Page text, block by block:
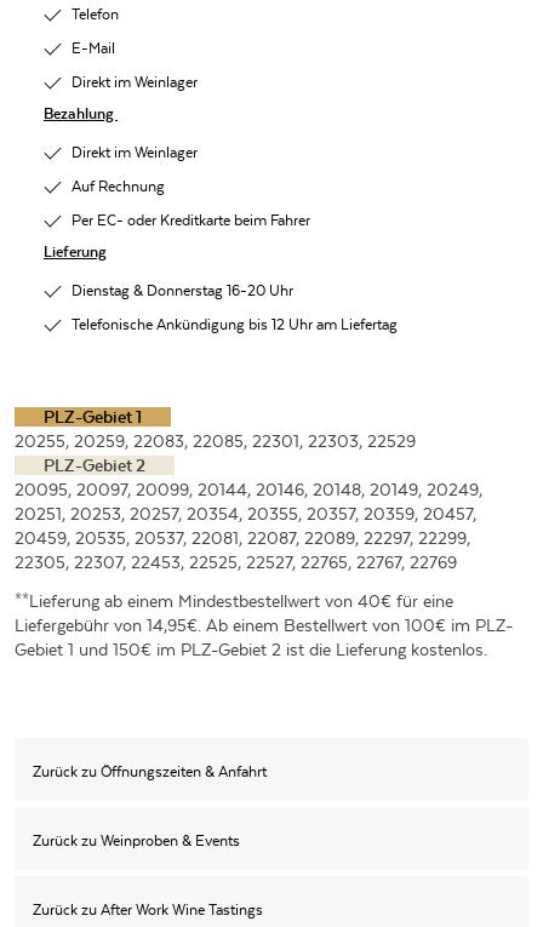
Telefon
E-Mail
Direkt im Weinlager
Bezahlung
Direkt im Weinlager
Auf Rechnung
Per EC- oder Kreditkarte beim Fahrer
Lieferung
Dienstag & Donnerstag 16-20 Uhr
Telefonische Ankündigung bis 12 Uhr am Liefertag
PLZ-Gebiet 1
20255, 20259, 22083, 22085, 22301, 22303, 22529
PLZ-Gebiet 2
20095, 20097, 20099, 20144, 20146, 20148, 20149, 20249,
20251, 20253, 20257, 20354, 20355, 20357, 20359, 20457,
20459, 20535, 20537, 22081, 22087, 22089, 22297, 22299,
22305, 22307, 22453, 22525, 22527, 22765, 22767, 22769
**Lieferung ab einem Mindestbestellwert von 40€ für eine
Liefergebühr von 14,95€. Ab einem Bestellwert von 100€ im PLZ-
Gebiet 1 und 150€ im PLZ-Gebiet 2 ist die Lieferung kostenlos.
Zurück zu Öffnungszeiten & Anfahrt
Zurück zu Weinproben & Events
Zurück zu After Work Wine Tastings